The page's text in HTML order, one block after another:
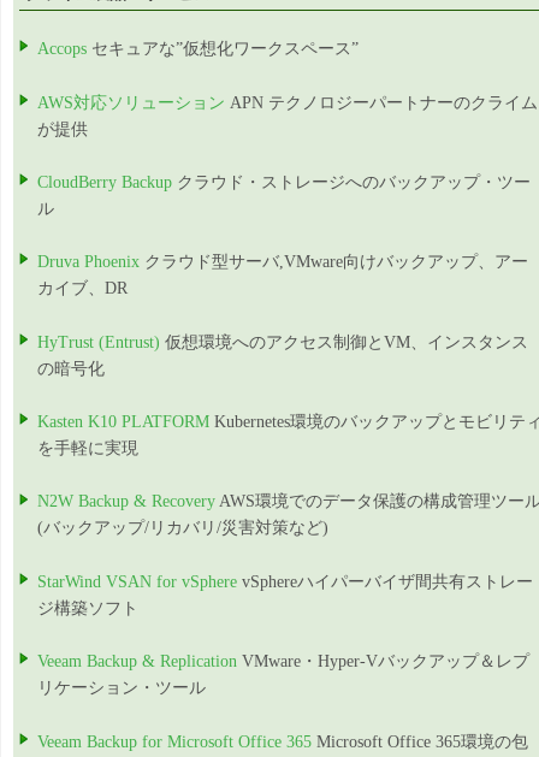
Accops セキュアな”仮想化ワークスペース”
AWS対応ソリューション APN テクノロジーパートナーのクライム
が提供
CloudBerry Backup クラウド・ストレージへのバックアップ・ツー
ル
Druva Phoenix クラウド型サーバ,VMware向けバックアップ、アー
カイブ、DR
HyTrust (Entrust) 仮想環境へのアクセス制御とVM、インスタンス
の暗号化
Kasten K10 PLATFORM Kubernetes環境のバックアップとモビリテ
を手軽に実現
N2W Backup & Recovery AWS環境でのデータ保護の構成管理ツー
(バックアップ/リカバリ/災害対策など)
StarWind VSAN for vSphere vSphereハイパーバイザ間共有ストレー
ジ構築ソフト
Veeam Backup & Replication VMware・Hyper-Vバックアップ＆レプ
リケーション・ツール
Veeam Backup for Microsoft Office 365 Microsoft Office 365環境の包